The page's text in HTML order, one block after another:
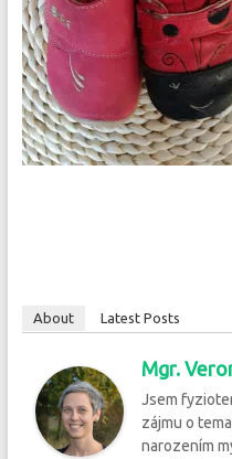
About Latest Posts
Mgr.
Jsem
zájmu o
narozením